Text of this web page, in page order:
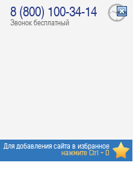
8 (800) 100-34-14
Звонок бесплатный
Для добавления сайта в избранное
нажмите Ctrl + D